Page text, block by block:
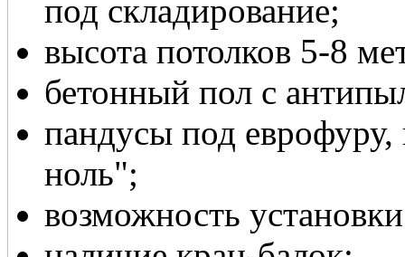
под складирование;
высота потолков 5-8
бетонный пол с
пандусы под еврофуру,
ноль";
возможность